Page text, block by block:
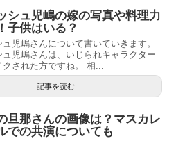
シュ児嶋の嫁の写真や料理力
子供はいる？
児嶋さんについて書いていきます。
ュ児嶋さんは、いじられキャラクター
クされた方ですね。 相...
記事を読む
旦那さんの画像は？マスカレ
での共演についても